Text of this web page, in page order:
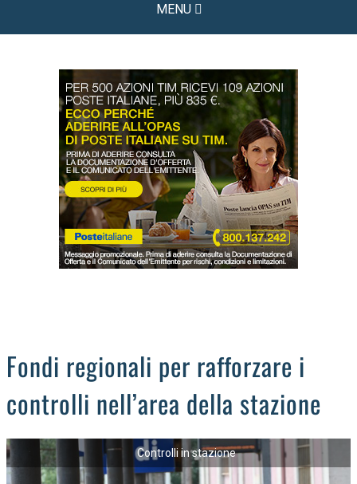
MENU
DAL TERRITORIO
OROSCOPO
LA PIAZZA
ANIMALI
OCCHIO ALLA TRUFFA
NECROLOGI
Fondi regionali per rafforzare i
controlli nell’area della stazione
Controlli in stazione